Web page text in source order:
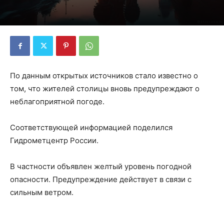
По данным открытых источников стало известно о
том, что жителей столицы вновь предупреждают о
неблагоприятной погоде.
Соответствующей информацией поделился
Гидрометцентр России.
В частности объявлен желтый уровень погодной
опасности. Предупреждение действует в связи с
сильным ветром.